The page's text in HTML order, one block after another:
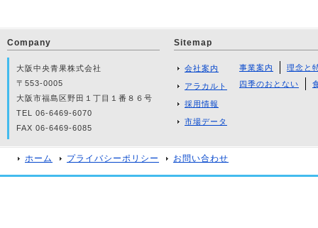
Sitemap
会社案内
アラカルト
採用情報
市場データ
事業案内
理念と
四季のおとない
Company
大阪中央青果株式会社
〒553-0005
大阪市福島区野田１丁目１番８６号
TEL 06-6469-6070
FAX 06-6469-6085
ホーム プライバシーポリシー お問い合わせ